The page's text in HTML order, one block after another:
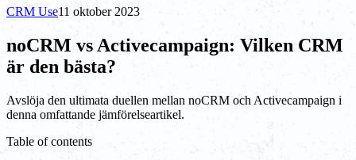
CRM Use11 oktober 2023
noCRM vs Activecampaign: Vilken CRM
är den bästa?
Avslöja den ultimata duellen mellan noCRM och Activecampaign i
denna omfattande jämförelseartikel.
Table of contents